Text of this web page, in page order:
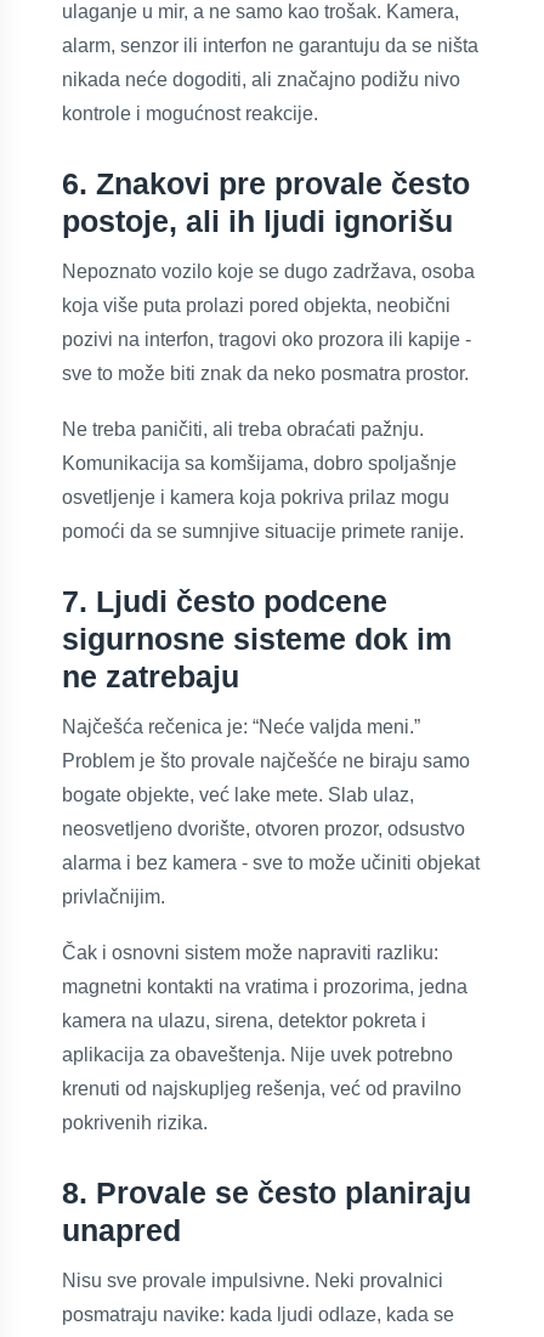
ulaganje u mir, a ne samo kao trošak. Kamera,
alarm, senzor ili interfon ne garantuju da se ništa
nikada neće dogoditi, ali značajno podižu nivo
kontrole i mogućnost reakcije.
6. Znakovi pre provale često
postoje, ali ih ljudi ignorišu
Nepoznato vozilo koje se dugo zadržava, osoba
koja više puta prolazi pored objekta, neobični
pozivi na interfon, tragovi oko prozora ili kapije -
sve to može biti znak da neko posmatra prostor.
Ne treba paničiti, ali treba obraćati pažnju.
Komunikacija sa komšijama, dobro spoljašnje
osvetljenje i kamera koja pokriva prilaz mogu
pomoći da se sumnjive situacije primete ranije.
7. Ljudi često podcene
sigurnosne sisteme dok im
ne zatrebaju
Najčešća rečenica je: “Neće valjda meni.”
Problem je što provale najčešće ne biraju samo
bogate objekte, već lake mete. Slab ulaz,
neosvetljeno dvorište, otvoren prozor, odsustvo
alarma i bez kamera - sve to može učiniti objekat
privlačnijim.
Čak i osnovni sistem može napraviti razliku:
magnetni kontakti na vratima i prozorima, jedna
kamera na ulazu, sirena, detektor pokreta i
aplikacija za obaveštenja. Nije uvek potrebno
krenuti od najskupljeg rešenja, već od pravilno
pokrivenih rizika.
8. Provale se često planiraju
unapred
Nisu sve provale impulsivne. Neki provalnici
posmatraju navike: kada ljudi odlaze, kada se